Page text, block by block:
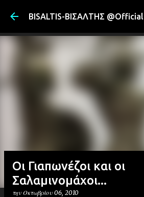
BISALTIS-ΒΙΣΑΛΤΗΣ @Official
Oι Γιαπωνέζοι και οι
Σαλαμινομάχοι...
την Οκτωβρίου 06, 2010